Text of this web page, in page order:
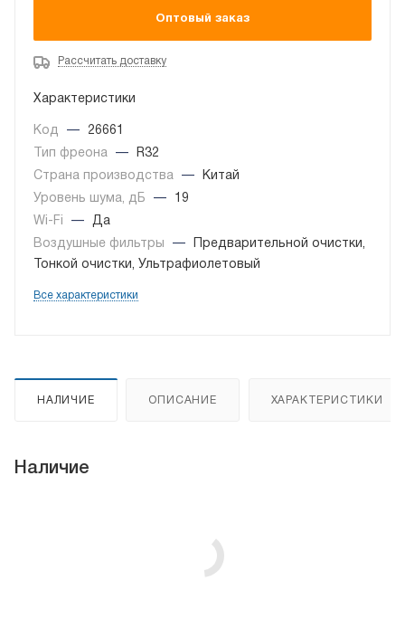
Оптовый заказ
Рассчитать доставку
Характеристики
Код —
26661
Тип фреона
—
R32
Страна производства
—
Китай
Уровень шума, дБ
—
19
Wi-Fi
—
Да
Воздушные фильтры
—
Предварительной очистки,
Тонкой очистки, Ультрафиолетовый
Все характеристики
НАЛИЧИЕ ОПИСАНИЕ ХАРАКТЕРИСТИКИ
Наличие